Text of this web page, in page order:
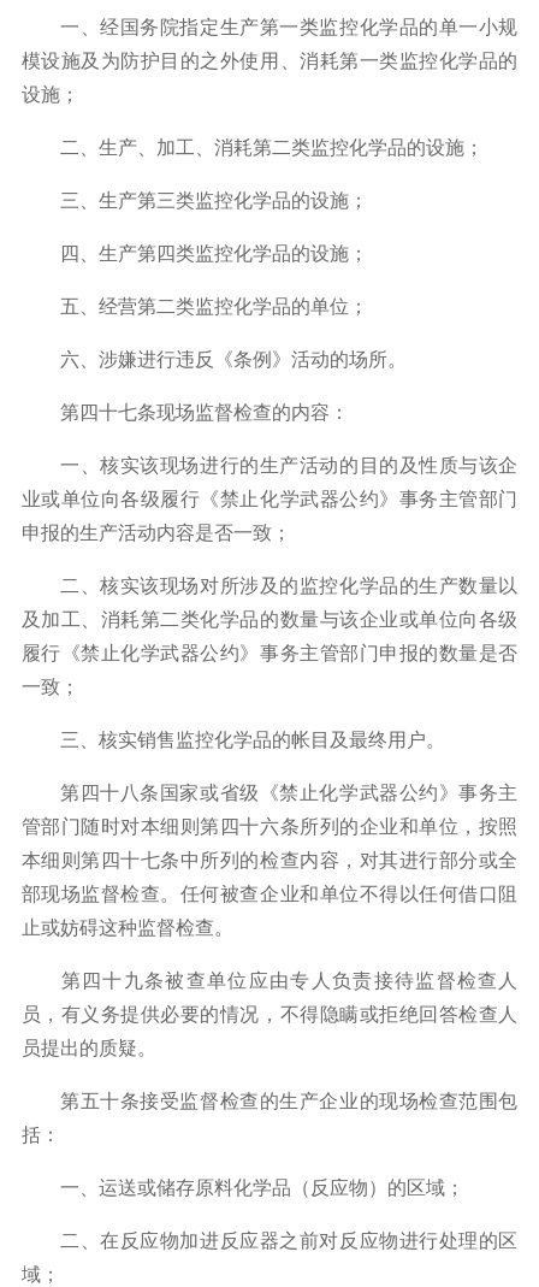
一、经国务院指定生产第一类监控化学品的单一小规
模设施及为防护目的之外使用、消耗第一类监控化学品的
设施；
二、生产、加工、消耗第二类监控化学品的设施；
三、生产第三类监控化学品的设施；
四、生产第四类监控化学品的设施；
五、经营第二类监控化学品的单位；
六、涉嫌进行违反《条例》活动的场所。
第四十七条现场监督检查的内容：
一、核实该现场进行的生产活动的目的及性质与该企
业或单位向各级履行《禁止化学武器公约》事务主管部门
申报的生产活动内容是否一致；
二、核实该现场对所涉及的监控化学品的生产数量以
及加工、消耗第二类化学品的数量与该企业或单位向各级
履行《禁止化学武器公约》事务主管部门申报的数量是否
一致；
三、核实销售监控化学品的帐目及最终用户。
第四十八条国家或省级《禁止化学武器公约》事务主
管部门随时对本细则第四十六条所列的企业和单位，按照
本细则第四十七条中所列的检查内容，对其进行部分或全
部现场监督检查。任何被查企业和单位不得以任何借口阻
止或妨碍这种监督检查。
第四十九条被查单位应由专人负责接待监督检查人
员，有义务提供必要的情况，不得隐瞒或拒绝回答检查人
员提出的质疑。
第五十条接受监督检查的生产企业的现场检查范围包
括：
一、运送或储存原料化学品（反应物）的区域；
二、在反应物加进反应器之前对反应物进行处理的区
域；